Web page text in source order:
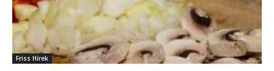
Friss Hírek